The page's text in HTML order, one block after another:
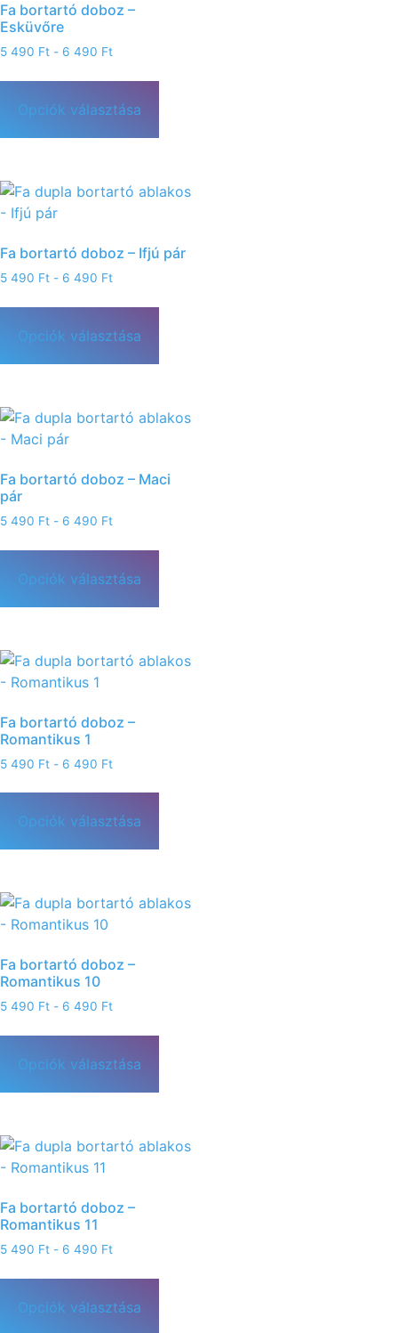
Fa bortartó doboz –
Esküvőre
5 490 Ft - 6 490 Ft
Opciók választása
Fa bortartó doboz – Ifjú pár
5 490 Ft - 6 490 Ft
Opciók választása
Fa bortartó doboz – Maci
pár
5 490 Ft - 6 490 Ft
Opciók választása
Fa bortartó doboz –
Romantikus 1
5 490 Ft - 6 490 Ft
Opciók választása
Fa bortartó doboz –
Romantikus 10
5 490 Ft - 6 490 Ft
Opciók választása
Fa bortartó doboz –
Romantikus 11
5 490 Ft - 6 490 Ft
Opciók választása